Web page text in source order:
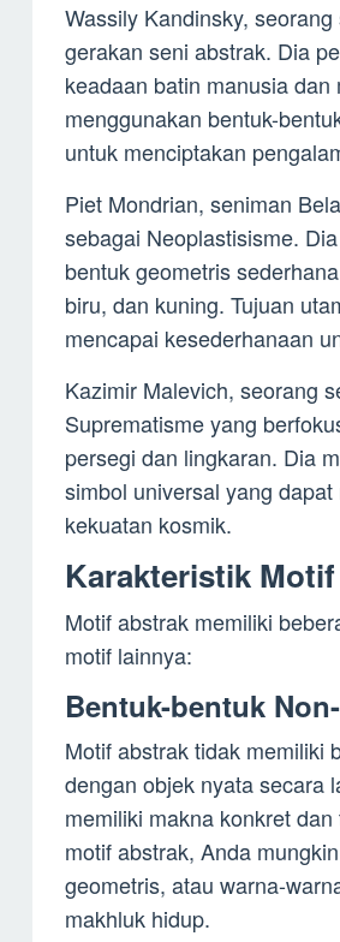
Wassily Kandinsky,
gerakan seni abstrak. Dia
keadaan batin manusia
menggunakan bentuk-
untuk menciptakan
Piet Mondrian, seniman
sebagai Neoplastisisme.
bentuk geometris
biru, dan kuning. Tujuan
mencapai kesederhanaan
Kazimir Malevich, seorang
Suprematisme yang
persegi dan lingkaran. Dia
simbol universal yang
kekuatan kosmik.
Karakteristik
Motif abstrak memiliki
motif lainnya:
Bentuk-bentuk
Motif abstrak tidak memiliki
dengan objek nyata secara
memiliki makna konkret
motif abstrak, Anda
geometris, atau warna-
makhluk hidup.